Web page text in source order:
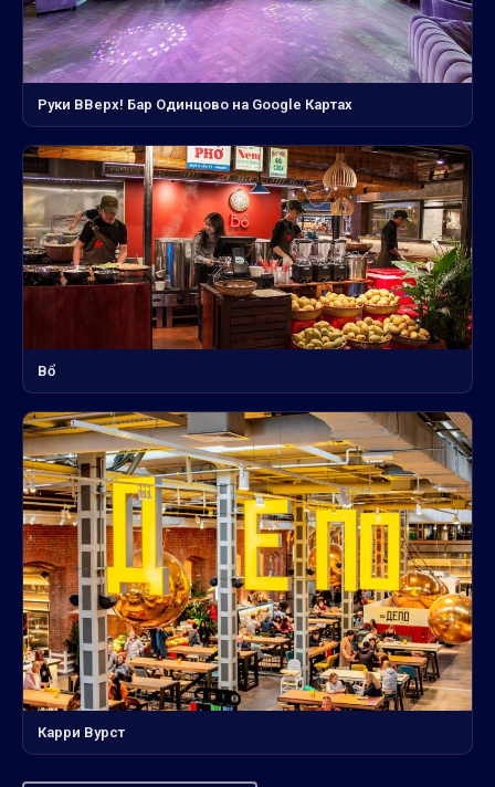
Руки ВВерх! Бар Одинцово на Google Картах
Bổ
Карри Вурст